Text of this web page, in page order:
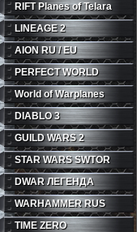
RIFT Planes of Telara
LINEAGE 2
AION RU / EU
PERFECT WORLD
World of Warplanes
DIABLO 3
GUILD WARS 2
STAR WARS SWTOR
DWAR ЛЕГЕНДА
WARHAMMER RUS
TIME ZERO